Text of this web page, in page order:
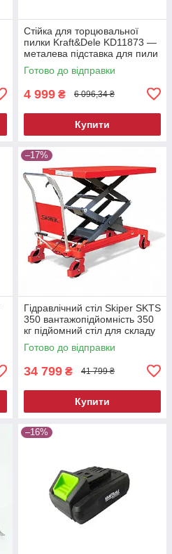
Стійка для торцювальної
пилки Kraft&Dele KD11873 —
металева підставка для пили
Готово до відправки
4 999 ₴ 6 096,34 ₴
Купити
–17%
Гідравлічний стіл Skiper SKTS
350 вантажопідйомність 350
кг підйомний стіл для складу
та СТО
Готово до відправки
34 799 ₴ 41 799 ₴
Купити
–16%